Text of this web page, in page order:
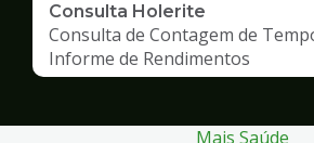
Consulta Holerite
Consulta de Contagem de
Informe de Rendimentos
Mais Saúde